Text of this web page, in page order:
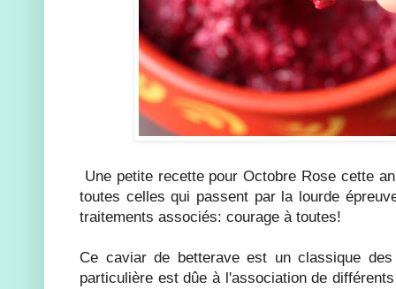
Une petite recette pour Octobre Rose cette
toutes celles qui passent par la lourde
traitements associés: courage à toutes!
Ce caviar de betterave est un classique
particulière est dûe à l'association de